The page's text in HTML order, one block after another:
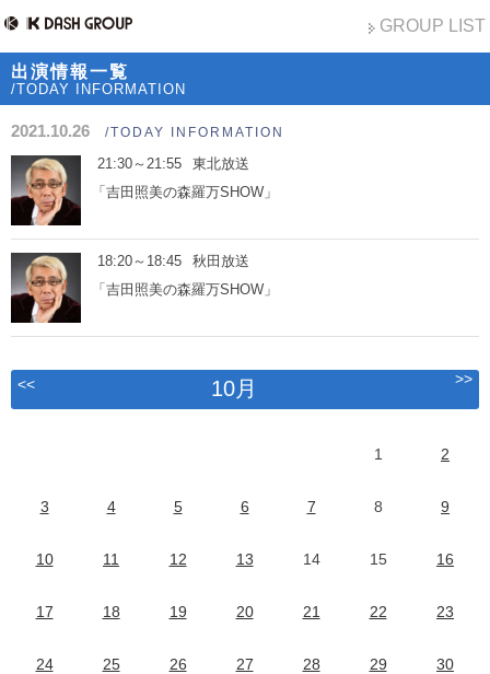
GROUP LIST
出演情報一覧
/TODAY INFORMATION
2021.10.26 /TODAY INFORMATION
21:30～21:55
東北放送
「吉田照美の森羅万SHOW」
18:20～18:45
秋田放送
「吉田照美の森羅万SHOW」
<< 10月 >>
1 2
3 4 5 6 7 8 9
10 11 12 13 14 15 16
17 18 19 20 21 22 23
24 25 26 27 28 29 30